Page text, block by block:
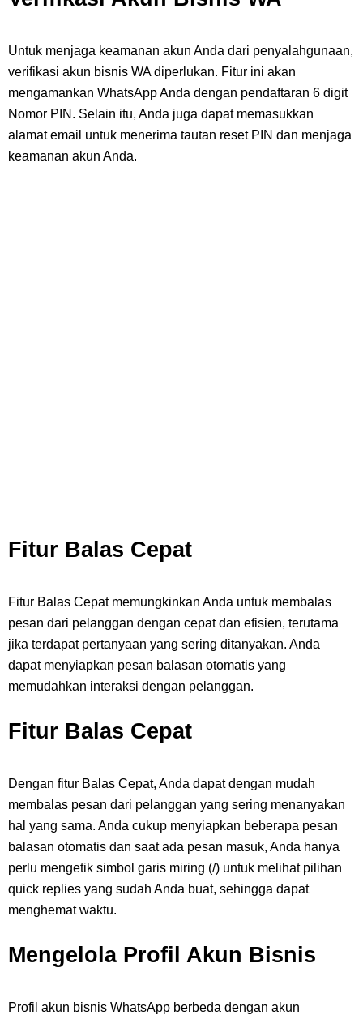
Untuk menjaga keamanan akun Anda dari penyalahgunaan,
verifikasi akun bisnis WA diperlukan. Fitur ini akan
mengamankan WhatsApp Anda dengan pendaftaran 6 digit
Nomor PIN. Selain itu, Anda juga dapat memasukkan
alamat email untuk menerima tautan reset PIN dan menjaga
keamanan akun Anda.
Fitur Balas Cepat
Fitur Balas Cepat memungkinkan Anda untuk membalas
pesan dari pelanggan dengan cepat dan efisien, terutama
jika terdapat pertanyaan yang sering ditanyakan. Anda
dapat menyiapkan pesan balasan otomatis yang
memudahkan interaksi dengan pelanggan.
Fitur Balas Cepat
Dengan fitur Balas Cepat, Anda dapat dengan mudah
membalas pesan dari pelanggan yang sering menanyakan
hal yang sama. Anda cukup menyiapkan beberapa pesan
balasan otomatis dan saat ada pesan masuk, Anda hanya
perlu mengetik simbol garis miring (/) untuk melihat pilihan
quick replies yang sudah Anda buat, sehingga dapat
menghemat waktu.
Mengelola Profil Akun Bisnis
Profil akun bisnis WhatsApp berbeda dengan akun